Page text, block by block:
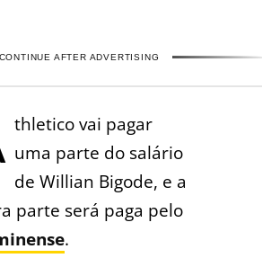
CONTINUE AFTER ADVERTISING
thletico vai pagar
uma parte do salário
de Willian Bigode, e a
parte será paga pelo
.